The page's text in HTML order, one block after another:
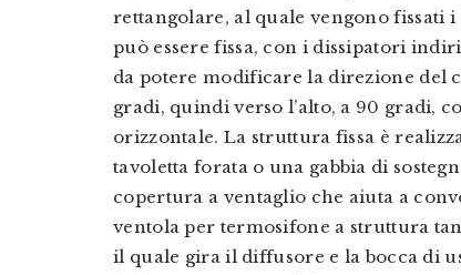
rettangolare, al quale vengono fissati
può essere fissa, con i dissipatori
da potere modificare la direzione del
gradi, quindi verso l’alto, a 90 gradi,
orizzontale. La struttura fissa è
tavoletta forata o una gabbia di
copertura a ventaglio che aiuta a
ventola per termosifone a struttura
il quale gira il diffusore e la bocca di